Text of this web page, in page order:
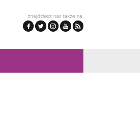
znajdziesz nas także na: